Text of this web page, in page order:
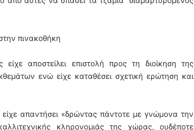
πινακοθήκη
αποστείλει επιστολή προς τη διοίκηση της
ενώ είχε καταθέσει σχετική ερώτηση και
είχε απαντήσει «δρώντας πάντοτε με γνώμονα την
κληρονομιάς της χώρας, ουδέποτε